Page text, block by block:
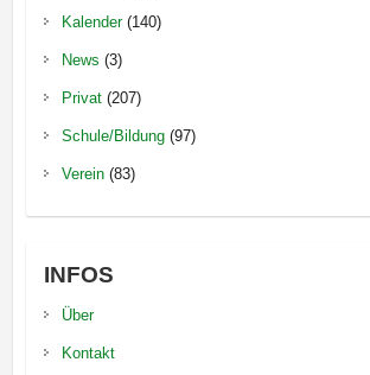
Kalender(140)
News (3)
Privat(207)
Schule/Bildung(97)
Verein(83)
INFOS
Über
Kontakt